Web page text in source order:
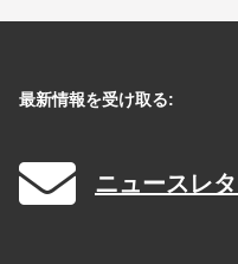
最新情報を受け取る:
ニュースレ